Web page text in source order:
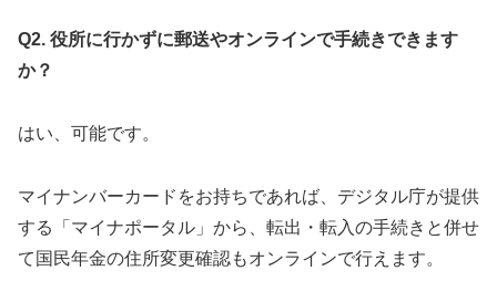
Q2. 役所に行かずに郵送やオンラインで手続きできます
か？
はい、可能です。
マイナンバーカードをお持ちであれば、デジタル庁が提供
する「マイナポータル」から、転出・転入の手続きと併せ
て国民年金の住所変更確認もオンラインで行えます。